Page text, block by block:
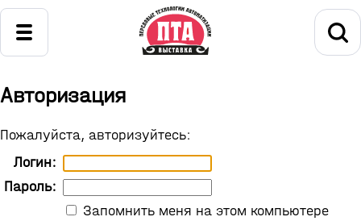
Авторизация
Пожалуйста, авторизуйтесь:
Логин:
Пароль:
Запомнить меня на этом компьютере